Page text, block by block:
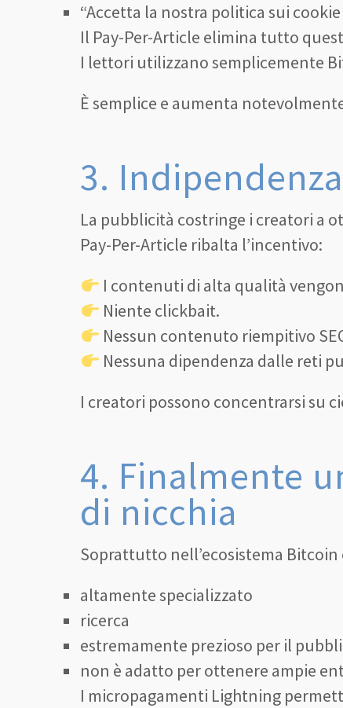
“Accetta la nostra politica sui
Il Pay-Per-Article elimina tutto
I lettori utilizzano semplicemente
È semplice e aumenta
3.
La pubblicità costringe i creatori a
Pay-Per-Article ribalta l’incentivo:
I contenuti di alta qualità
Niente clickbait.
Nessun contenuto riempitivo
Nessuna dipendenza dalle reti
I creatori possono concentrarsi su
4. Finalmente
di nicchia
Soprattutto nell’ecosistema
altamente specializzato
ricerca
estremamente prezioso per il
non è adatto per ottenere ampie
I micropagamenti Lightning